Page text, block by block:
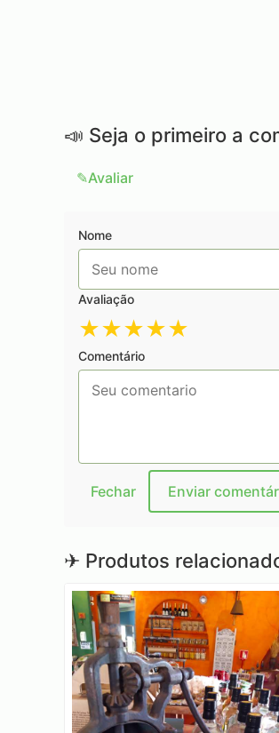
📣 Seja o primeiro a
✎Avaliar
Nome
Avaliação
★★★★★
Comentário
Fechar Enviar
✈ Produtos